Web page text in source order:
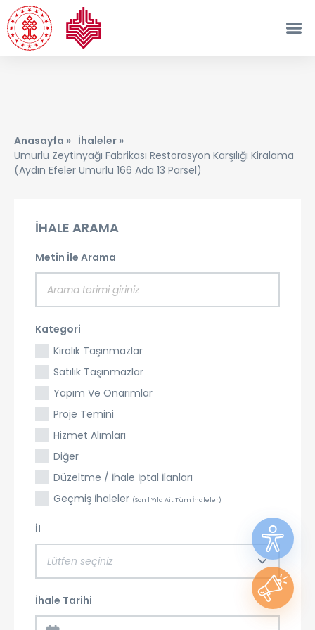
Anasayfa » İhaleler »
Umurlu Zeytinyağı Fabrikası Restorasyon Karşılığı Kiralama
(Aydın Efeler Umurlu 166 Ada 13 Parsel)
İHALE ARAMA
Metin İle Arama
Kategori
Kiralık Taşınmazlar
Satılık Taşınmazlar
Yapım Ve Onarımlar
Proje Temini
Hizmet Alımları
Diğer
Düzeltme / İhale İptal İlanları
Geçmiş İhaleler (Son 1 Yıla Ait Tüm İhaleler)
İl
Lütfen seçiniz
İhale Tarihi